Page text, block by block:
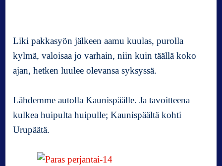
p
ä
(
m
Liki pakkasyön jälkeen aamu kuulas, purolla
kylmä, valoisaa jo varhain, niin kuin täällä koko
ajan, hetken luulee olevansa syksyssä.
Lähdemme autolla Kaunispäälle. Ja tavoitteena
kulkea huipulta huipulle; Kaunispäältä kohti
Urupäätä.